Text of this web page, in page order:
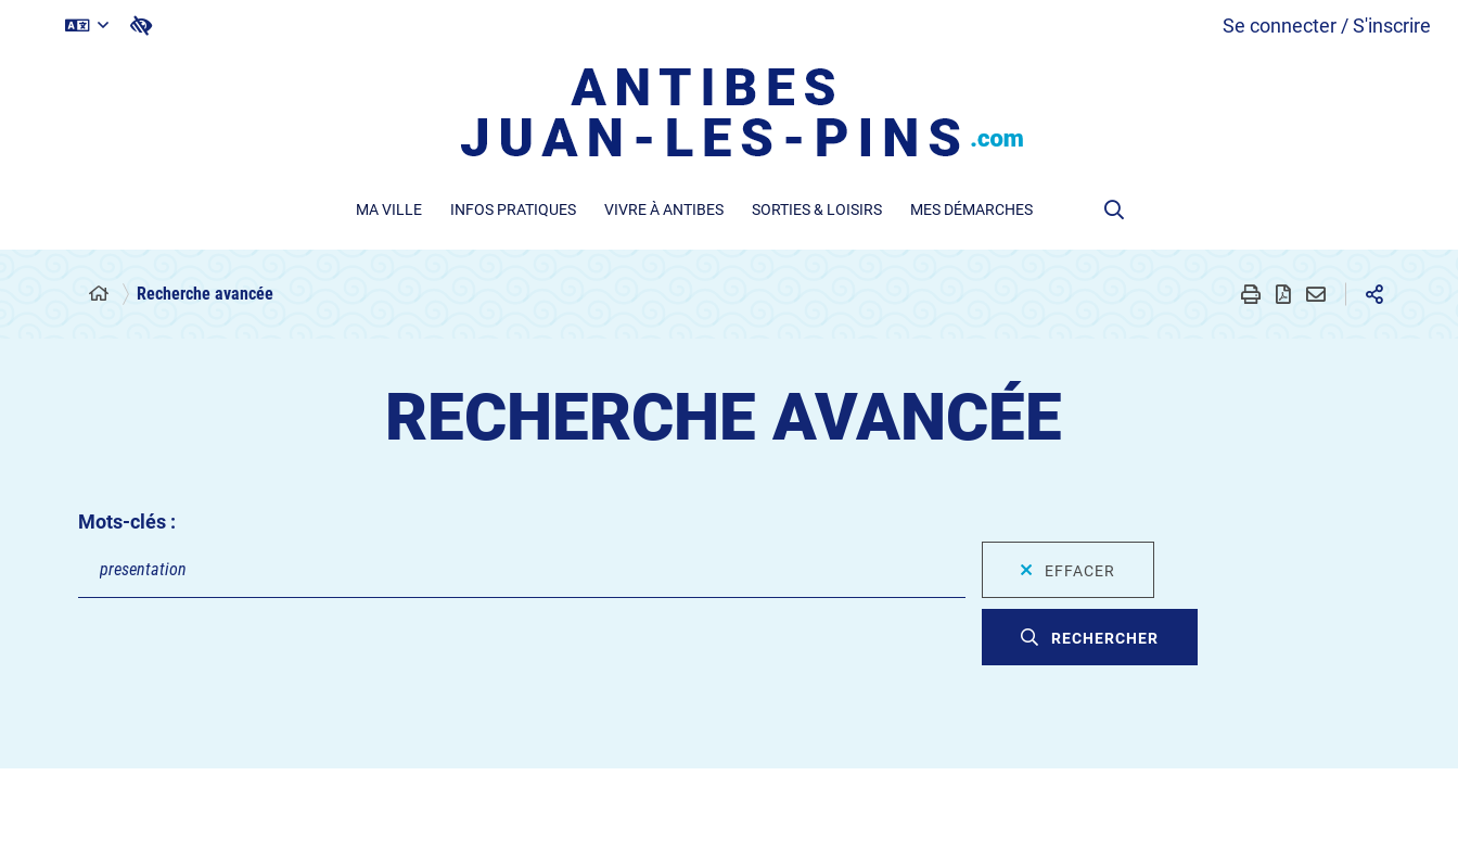
Se connecter / S'inscrire
MA VILLE INFOS PRATIQUES VIVRE À ANTIBES SORTIES & LOISIRS MES DÉMARCHES
Recherche avancée
RECHERCHE AVANCÉE
Mots-clés :
EFFACER
RECHERCHER